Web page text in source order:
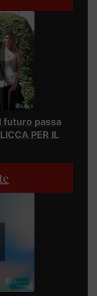
futuro passa
PER IL